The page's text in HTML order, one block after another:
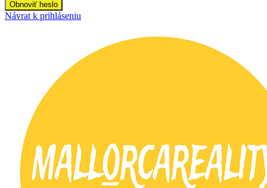
Obnoviť heslo
Návrat k prihláseniu